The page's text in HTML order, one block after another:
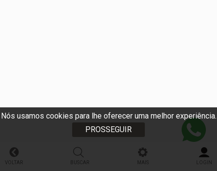
Nós usamos cookies para lhe oferecer uma melhor experiência.
PROSSEGUIR
VOLTAR BUSCAR MAIS LOGIN